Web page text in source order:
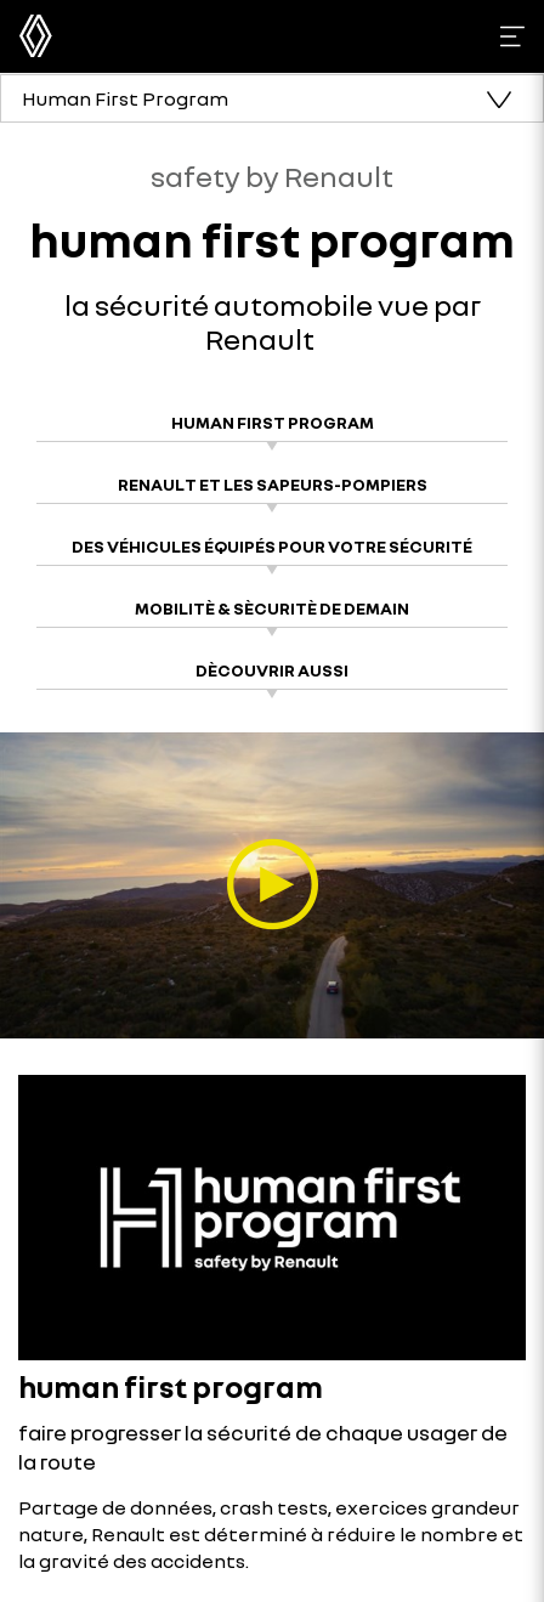
Human First Program
safety by Renault
human first program
la sécurité automobile vue par
Renault
HUMAN FIRST PROGRAM
RENAULT ET LES SAPEURS-POMPIERS
DES VÉHICULES ÉQUIPÉS POUR VOTRE SÉCURITÉ
MOBILITÈ & SÈCURITÈ DE DEMAIN
DÈCOUVRIR AUSSI
human first program
faire progresser la sécurité de chaque usager de
la route
Partage de données, crash tests, exercices grandeur
nature, Renault est déterminé à réduire le nombre et
la gravité des accidents.